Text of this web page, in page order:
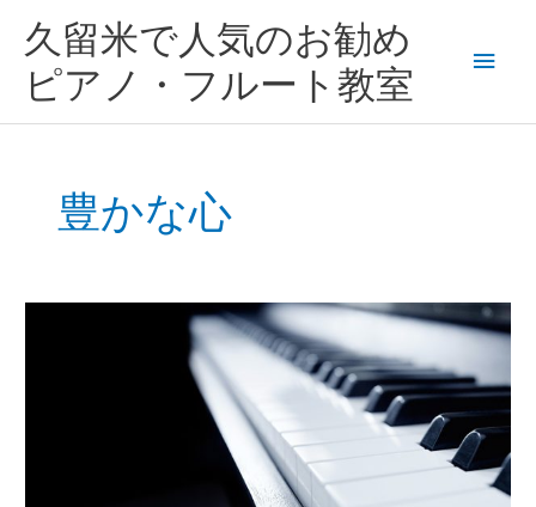
久留米で人気のお勧め
ピアノ・フルート教室
イ
ン
ー
豊かな心